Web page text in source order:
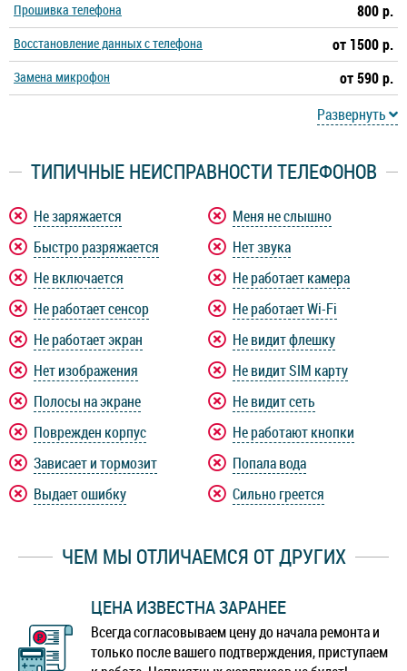
Прошивка телефона 800 р.
Восстановление данных с телефона от 1500 р.
Замена микрофон
от 590 р.
Развернуть
ТИПИЧНЫЕ НЕИСПРАВНОСТИ ТЕЛЕФОНОВ
Не заряжается
Быстро разряжается
Не включается
Не работает сенсор
Не работает экран
Нет изображения
Полосы на экране
Поврежден корпус
Зависает и тормозит
Выдает ошибку
Меня не слышно
Нет звука
Не работает камера
Не работает Wi-Fi
Не видит флешку
Не видит SIM карту
Не видит сеть
Не работают кнопки
Попала вода
Сильно греется
ЧЕМ МЫ ОТЛИЧАЕМСЯ ОТ ДРУГИХ
ЦЕНА ИЗВЕСТНА ЗАРАНЕЕ
Всегда согласовываем цену до начала ремонта и
только после вашего подтверждения, приступаем